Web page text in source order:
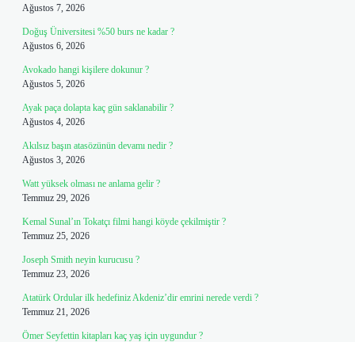
Ağustos 7, 2026
Doğuş Üniversitesi %50 burs ne kadar ?
Ağustos 6, 2026
Avokado hangi kişilere dokunur ?
Ağustos 5, 2026
Ayak paça dolapta kaç gün saklanabilir ?
Ağustos 4, 2026
Akılsız başın atasözünün devamı nedir ?
Ağustos 3, 2026
Watt yüksek olması ne anlama gelir ?
Temmuz 29, 2026
Kemal Sunal’ın Tokatçı filmi hangi köyde çekilmiştir ?
Temmuz 25, 2026
Joseph Smith neyin kurucusu ?
Temmuz 23, 2026
Atatürk Ordular ilk hedefiniz Akdeniz’dir emrini nerede verdi ?
Temmuz 21, 2026
Ömer Seyfettin kitapları kaç yaş için uygundur ?